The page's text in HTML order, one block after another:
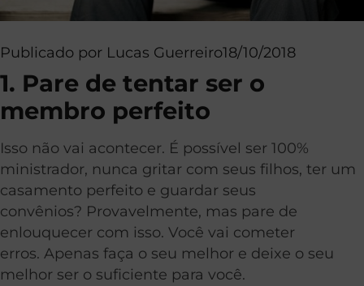
Publicado por Lucas Guerreiro18/10/2018
1. Pare de tentar ser o
membro perfeito
Isso não vai acontecer. É possível ser 100%
ministrador, nunca gritar com seus filhos, ter um
casamento perfeito e guardar seus
convênios? Provavelmente, mas pare de
enlouquecer com isso. Você vai cometer
erros. Apenas faça o seu melhor e deixe o seu
melhor ser o suficiente para você.